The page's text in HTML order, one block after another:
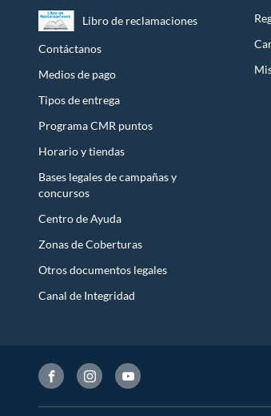
Libro de reclamaciones
Contáctanos
Medios de pago
Tipos de entrega
Programa CMR puntos
Horario y tiendas
Bases legales de campañas y
concursos
Centro de Ayuda
Zonas de Coberturas
Otros documentos legales
Canal de Integridad